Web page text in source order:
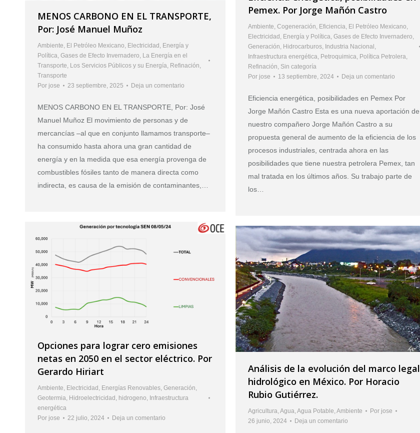
MENOS CARBONO EN EL TRANSPORTE,
Por: José Manuel Muñoz
Ambiente, El Petróleo Mexicano, Electricidad , Energía y
Política, Gases de Efecto Invernadero, La Energía en el
Transporte, Los Servicios Públicos y su Energía, Refinación,
Transporte
Por jose 23 septiembre, 2025 Deja un comentario
MENOS CARBONO EN EL TRANSPORTE, Por: José
Manuel Muñoz El movimiento de personas y de
mercancías –al que en conjunto llamamos transporte–
ha consumido hasta ahora una gran cantidad de
energía y en la medida que esa energía provenga de
combustibles fósiles tanto de manera directa como
indirecta, es causa de la emisión de contaminantes,…
Pemex. Por Jorge Mañón Castro
Ambiente, Cogeneración, Eficiencia, El Petróleo Mexicano,
Electricidad , Energía y Política, Gases de Efecto Invernadero,
Generación, Hidrocarburos, Industria Nacional ,
Infraestructura energética, Petroquimica, Política Petrolera,
Refinación, Sin categoría
Por jose 13 septiembre, 2024 Deja un comentario
Eficiencia energética, posibilidades en Pemex Por
Jorge Mañón Castro Esta es una nueva aportación de
nuestro compañero Jorge Mañón Castro a su
propuesta general de aumento de la eficiencia de los
procesos industriales, centrada ahora en las
posibilidades que tiene nuestra petrolera Pemex, tan
mal tratada en los últimos años. Su trabajo parte de
los…
Opciones para lograr cero emisiones
netas en 2050 en el sector eléctrico. Por
Gerardo Hiriart
Ambiente, Electricidad, Energías Renovables, Generación,
Geotermia, Hidroelectricidad, hidrogeno, Infraestructura
energética
Por jose 22 julio, 2024 Deja un comentario
Análisis de la evolución del marco legal
hidrológico en México. Por Horacio
Rubio Gutiérrez.
Agricultura Agua Agua Potable Ambiente Por jose
26 junio, 2024
Deja un comentario